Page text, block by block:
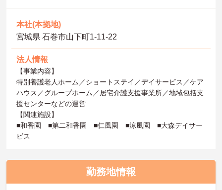
本社(本拠地)
宮城県 石巻市山下町1-11-22
法人情報
【事業内容】
特別養護老人ホーム／ショートステイ／デイサービス／ケア
ハウス／グループホーム／居宅介護支援事業所／地域包括支
援センターなどの運営
【関連施設】
■和香園 ■第二和香園 ■仁風園 ■涼風園 ■大森デイサー
ビス
勤務地情報